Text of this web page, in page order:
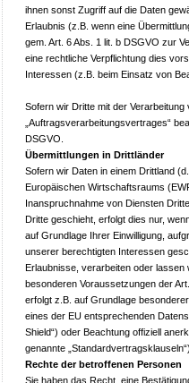
ihnen sonst Zugriff auf die Daten
Erlaubnis (z.B. wenn eine
gem. Art. 6 Abs. 1 lit. b DSGVO zur
eine rechtliche Verpflichtung dies
Interessen (z.B. beim Einsatz von
Sofern wir Dritte mit der
„Auftragsverarbeitungsvertrages“
DSGVO.
Übermittlungen in Drittländer
Sofern wir Daten in einem Drittland
Europäischen Wirtschaftsraums
Inanspruchnahme von Diensten
Dritte geschieht, erfolgt dies nur,
auf Grundlage Ihrer Einwilligung,
unserer berechtigten Interessen
Erlaubnisse, verarbeiten oder lassen
besonderen Voraussetzungen der
erfolgt z.B. auf Grundlage
eines der EU entsprechenden
Shield“) oder Beachtung offiziell
genannte
Rechte der betroffenen Personen
Sie haben das Recht, eine